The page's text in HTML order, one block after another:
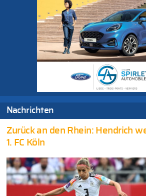
Nachrichten
Zurück an den Rhein: Hendrich
1. FC Köln